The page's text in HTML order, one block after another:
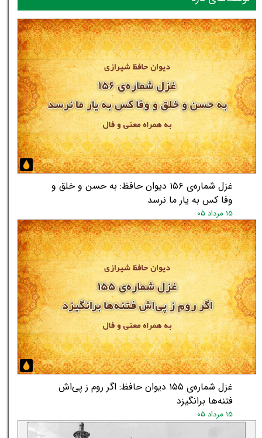
غزل شماره‌ی ۱۵۶ دیوان حافظ: به حسن و خلق و
وفا کس به یار ما نرسد
۱۵ مرداد ۰۵
غزل شماره‌ی ۱۵۵ دیوان حافظ: اگر روم ز پی‌اش
فتنه‌ها برانگیزد
۱۵ مرداد ۰۵